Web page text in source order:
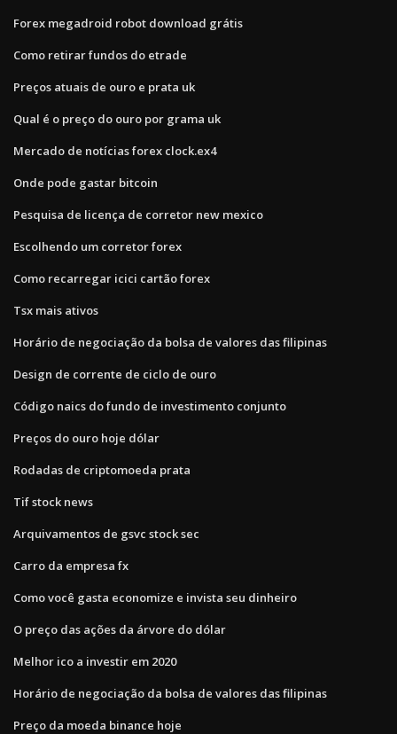
Forex megadroid robot download grátis
Como retirar fundos do etrade
Preços atuais de ouro e prata uk
Qual é o preço do ouro por grama uk
Mercado de notícias forex clock.ex4
Onde pode gastar bitcoin
Pesquisa de licença de corretor new mexico
Escolhendo um corretor forex
Como recarregar icici cartão forex
Tsx mais ativos
Horário de negociação da bolsa de valores das filipinas
Design de corrente de ciclo de ouro
Código naics do fundo de investimento conjunto
Preços do ouro hoje dólar
Rodadas de criptomoeda prata
Tif stock news
Arquivamentos de gsvc stock sec
Carro da empresa fx
Como você gasta economize e invista seu dinheiro
O preço das ações da árvore do dólar
Melhor ico a investir em 2020
Horário de negociação da bolsa de valores das filipinas
Preço da moeda binance hoje